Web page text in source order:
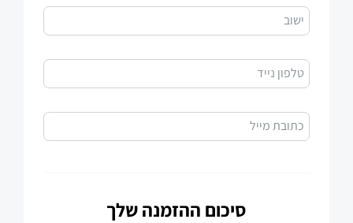
ישוב
טלפון נייד
כתובת מייל
סיכום ההזמנה שלך